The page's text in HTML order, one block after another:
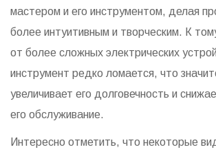
мастером и его инструментом, делая
более интуитивным и творческим. К
от более сложных электрических
инструмент редко ломается, что
увеличивает его долговечность и
его обслуживание.
Интересно отметить, что некоторые